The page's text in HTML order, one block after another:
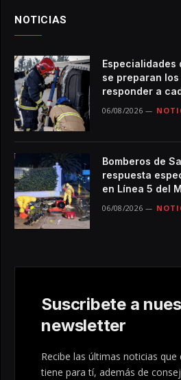
NOTICIAS
Especialidades
se preparan
responder a
06/08/2026
Bomberos de
respuesta
en Línea 5 del
06/08/2026
Suscribete a
newsletter
Recibe las últimas noticias que
tiene para tí, además de